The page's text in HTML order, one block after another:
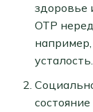
здоровье
ОТР
усталость.